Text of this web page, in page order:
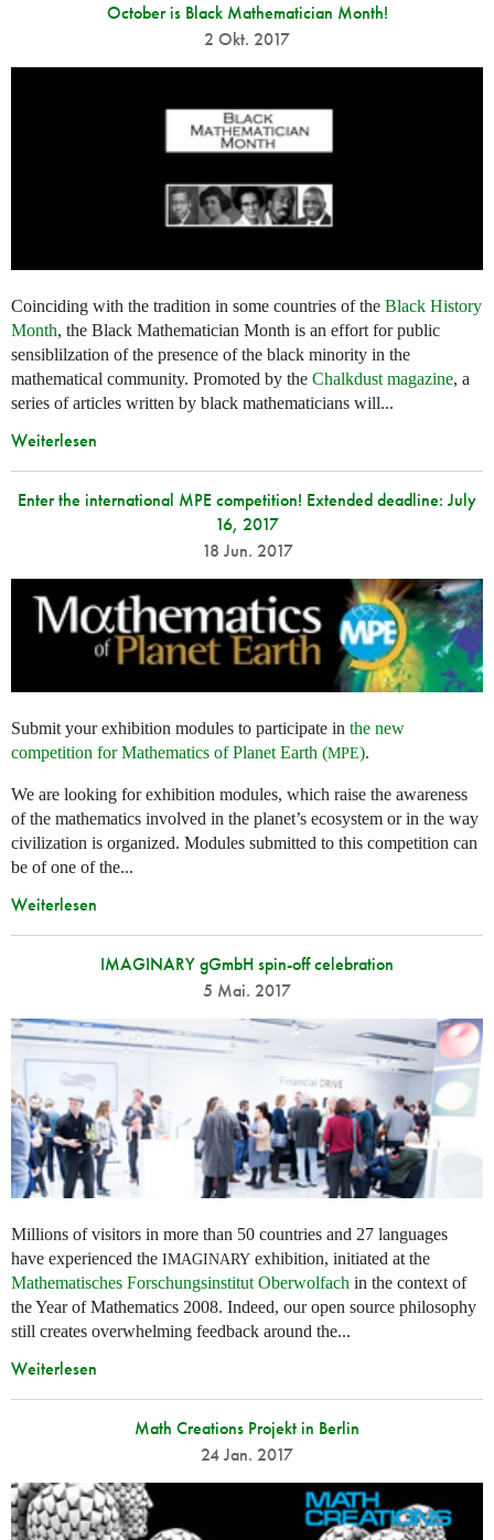
October is Black Mathematician Month!
2 Okt. 2017
Coinciding with the tradition in some countries of the Black History
Month, the Black Mathematician Month is an effort for public
sensiblilzation of the presence of the black minority in the
mathematical community. Promoted by the Chalkdust magazine, a
series of articles written by black mathematicians will...
Weiterlesen
Enter the international MPE competition! Extended deadline: July
16, 2017
18 Jun. 2017
Submit your exhibition modules to participate in the new
competition for Mathematics of Planet Earth (MPE).
We are looking for exhibition modules, which raise the awareness
of the mathematics involved in the planet’s ecosystem or in the way
civilization is organized. Modules submitted to this competition can
be of one of the...
Weiterlesen
IMAGINARY gGmbH spin-off celebration
5 Mai. 2017
Millions of visitors in more than 50 countries and 27 languages
have experienced the IMAGINARY exhibition, initiated at the
Mathematisches Forschungsinstitut Oberwolfach in the context of
the Year of Mathematics 2008. Indeed, our open source philosophy
still creates overwhelming feedback around the...
Weiterlesen
Math Creations Projekt in Berlin
24 Jan. 2017